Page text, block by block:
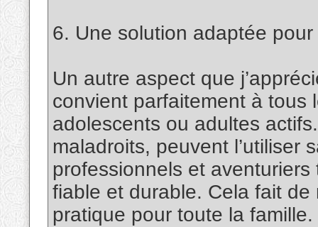
6. Une solution adaptée
Un autre aspect que
convient parfaitement à tous
adolescents ou adultes
maladroits, peuvent l’utiliser
professionnels et
fiable et durable. Cela fait
pratique pour toute la famille.